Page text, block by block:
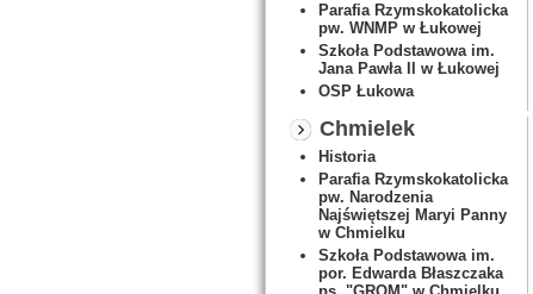
Parafia Rzymskokatolicka
pw. WNMP w Łukowej
Szkoła Podstawowa im.
Jana Pawła II w Łukowej
OSP Łukowa
Chmielek
Historia
Parafia Rzymskokatolicka
pw. Narodzenia
Najświętszej Maryi Panny
w Chmielku
Szkoła Podstawowa im.
por. Edwarda Błaszczaka